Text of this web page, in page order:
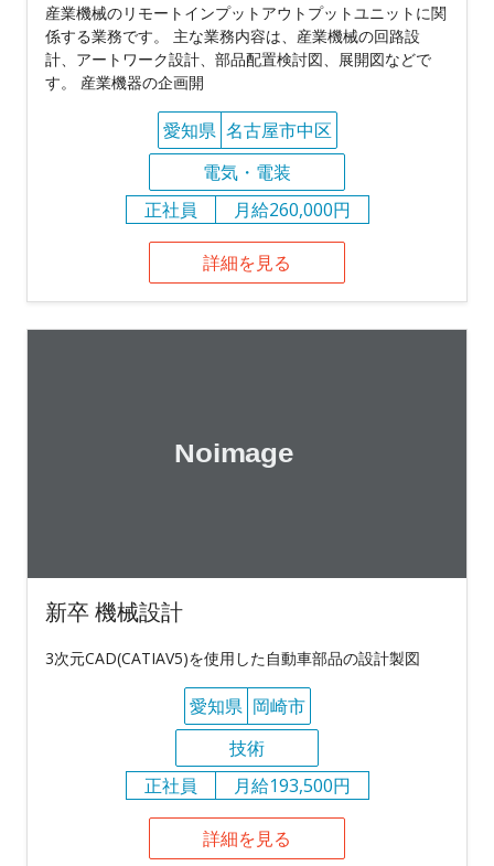
産業機械のリモートインプットアウトプットユニットに関
係する業務です。 主な業務内容は、産業機械の回路設
計、アートワーク設計、部品配置検討図、展開図などで
す。 産業機器の企画開
愛知県 名古屋市中区
電気・電装
正社員
月給260,000円
詳細を見る
新卒 機械設計
3次元CAD(CATIAV5)を使用した自動車部品の設計製図
愛知県 岡崎市
技術
正社員
月給193,500円
詳細を見る